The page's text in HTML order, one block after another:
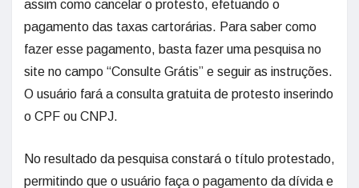
assim como cancelar o protesto, efetuando o
pagamento das taxas cartorárias. Para saber como
fazer esse pagamento, basta fazer uma pesquisa no
site no campo “Consulte Grátis” e seguir as instruções.
O usuário fará a consulta gratuita de protesto inserindo
o CPF ou CNPJ.
No resultado da pesquisa constará o título protestado,
permitindo que o usuário faça o pagamento da dívida e